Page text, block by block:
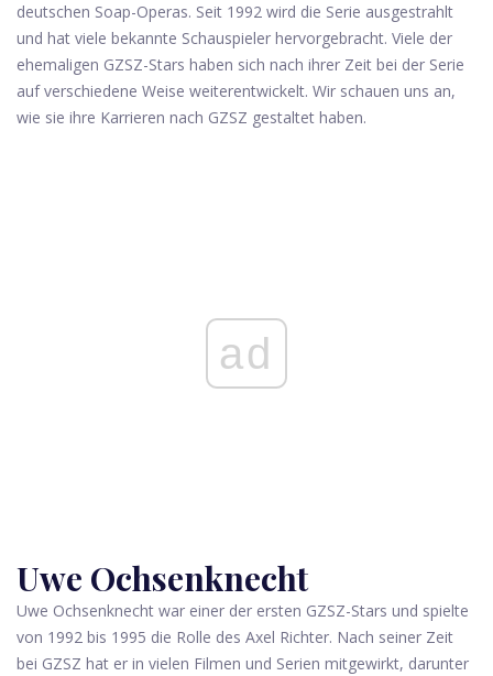
deutschen Soap-Operas. Seit 1992 wird die Serie ausgestrahlt
und hat viele bekannte Schauspieler hervorgebracht. Viele der
ehemaligen GZSZ-Stars haben sich nach ihrer Zeit bei der Serie
auf verschiedene Weise weiterentwickelt. Wir schauen uns an,
wie sie ihre Karrieren nach GZSZ gestaltet haben.
ad
Uwe Ochsenknecht
Uwe Ochsenknecht war einer der ersten GZSZ-Stars und spielte
von 1992 bis 1995 die Rolle des Axel Richter. Nach seiner Zeit
bei GZSZ hat er in vielen Filmen und Serien mitgewirkt, darunter